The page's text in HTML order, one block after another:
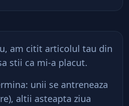
am citit articolul tau din
stii ca mi-a placut.
unii se antreneaza
altii asteapta ziua